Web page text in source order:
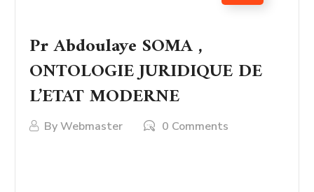
Pr Abdoulaye SOMA ,
ONTOLOGIE JURIDIQUE DE
L’ETAT MODERNE
ByWebmaster 0 Comments